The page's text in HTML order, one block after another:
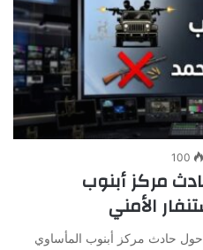
100
مركز أبنوب
الأمني
حول حادث مركز أبنوب المأساوي